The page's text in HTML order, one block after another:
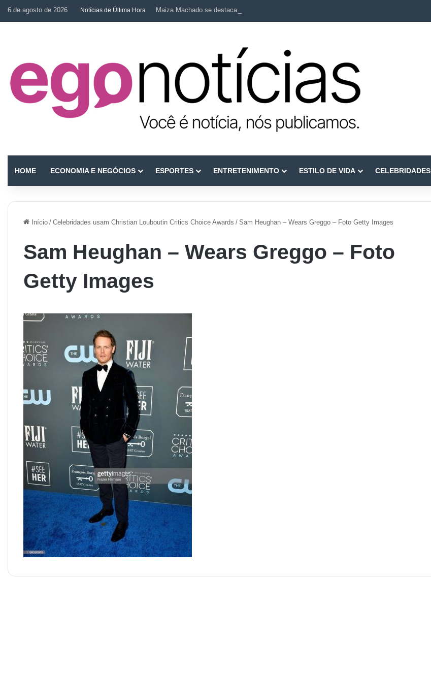
6 de agosto de 2026 Notícias de Última Hora Maiza Machado se destaca como referência em terapia capilar e saúde do couro cabeludo
HOME ECONOMIA E NEGÓCIOS ESPORTES ENTRETENIMENTO ESTILO DE VIDA CELEBRIDADES
Início / Celebridades usam Christian Louboutin Critics Choice Awards / Sam Heughan – Wears Greggo – Foto Getty Images
Sam Heughan – Wears Greggo – Foto
Getty Images